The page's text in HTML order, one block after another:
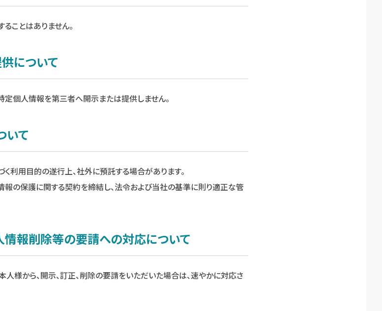
ことはありません。
について
定個人情報を第三者へ開示または提供しません。
いて
利用目的の遂行上、社外に預託する場合があります。
の保護に関する契約を締結し、法令および当社の基準に則り適正な管
報削除等の要請への対応について
人様から、開示、訂正、削除の要請をいただいた場合は、速やかに対応さ